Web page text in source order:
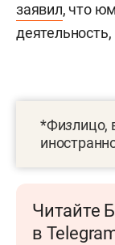
заявил, что
*Физлицо,
Читайте
в